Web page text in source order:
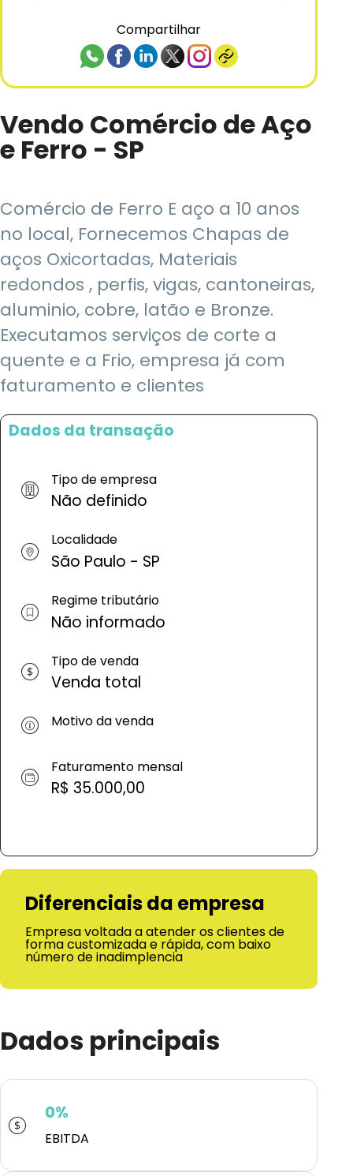
Compartilhar
Vendo Comércio de Aço
e Ferro - SP
Comércio de Ferro E aço a 10 anos
no local, Fornecemos Chapas de
aços Oxicortadas, Materiais
redondos , perfis, vigas, cantoneiras,
aluminio, cobre, latão e Bronze.
Executamos serviços de corte a
quente e a Frio, empresa já com
faturamento e clientes
Dados da transação
Tipo de empresa
Não definido
Localidade
São Paulo - SP
Regime tributário
Não informado
Tipo de venda
Venda total
Motivo da venda
Faturamento mensal
R$ 35.000,00
Diferenciais da empresa
Empresa voltada a atender os clientes de
forma customizada e rápida, com baixo
número de inadimplencia
Dados principais
0%
EBITDA